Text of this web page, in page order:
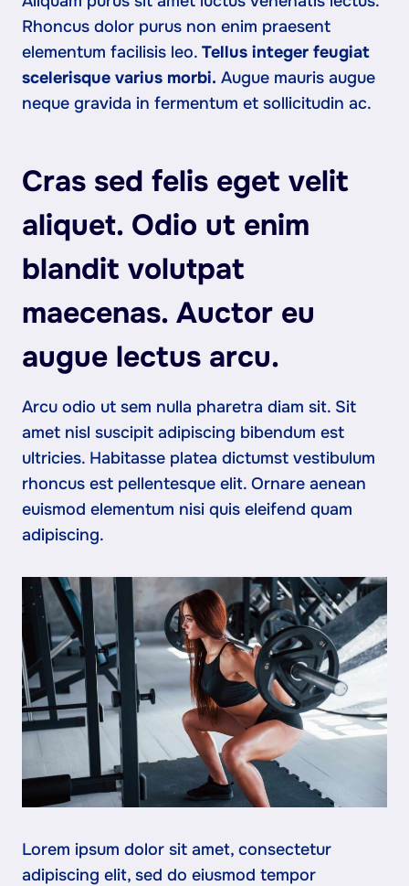
Rhoncus dolor purus non enim praesent
elementum facilisis leo. Tellus integer feugiat
scelerisque varius morbi. Augue mauris augue
neque gravida in fermentum et sollicitudin ac.
Cras sed felis eget velit
aliquet. Odio ut enim
blandit volutpat
maecenas. Auctor eu
augue lectus arcu.
Arcu odio ut sem nulla pharetra diam sit. Sit
amet nisl suscipit adipiscing bibendum est
ultricies. Habitasse platea dictumst vestibulum
rhoncus est pellentesque elit. Ornare aenean
euismod elementum nisi quis eleifend quam
adipiscing.
Lorem ipsum dolor sit amet, consectetur
adipiscing elit, sed do eiusmod tempor